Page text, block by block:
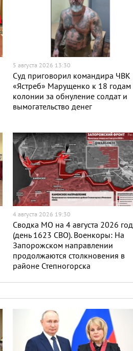
5 августа 2026 13:30
Суд приговорил командира ЧВК
«Ястреб» Марущенко к 18 годам
колонии за обнуление солдат и
вымогательство денег
4 августа 2026 19:30
Сводка МО на 4 августа 2026
(день 1623 СВО). Военкоры: На
Запорожском направлении
продолжаются столкновения в
районе Степногорска